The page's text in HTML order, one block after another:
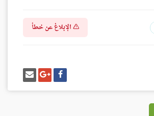
الإبلاغ عن خطأ
شارك
على
فيسبوك
شارك
على
غوغل
بلس
إرسل
إيميل